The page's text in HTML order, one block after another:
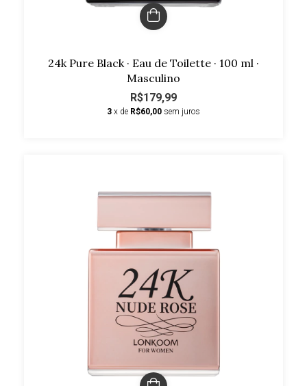
24k Pure Black · Eau de Toilette · 100 ml ·
Masculino
R$179,99
3 x de R$60,00 sem juros